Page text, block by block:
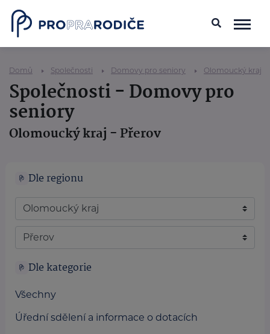
Domů Společnosti Domovy pro seniory Olomoucký kraj
Společnosti - Domovy pro
seniory
Olomoucký kraj - Přerov
Dle regionu
Dle kategorie
Všechny
Úřední sdělení a informace o dotacích